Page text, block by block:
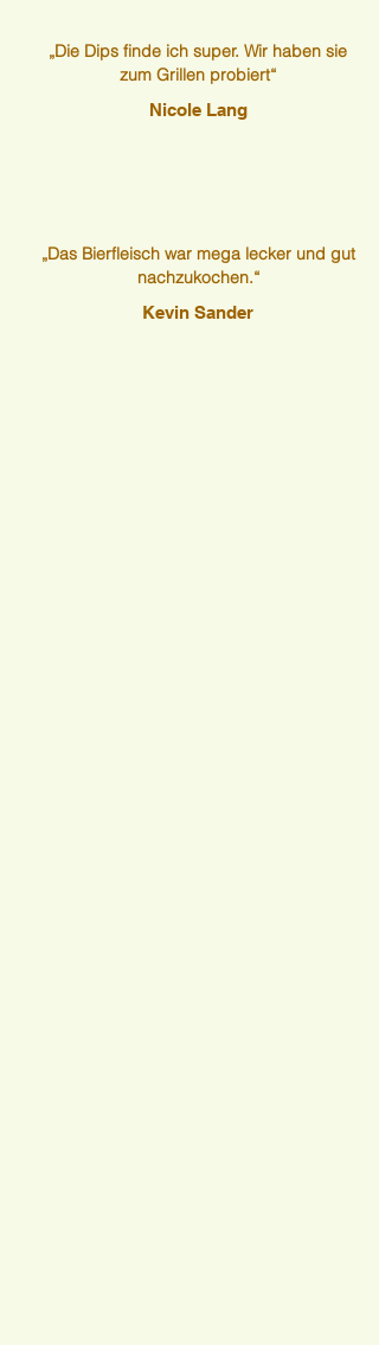
„Die Dips finde ich super. Wir haben sie
zum Grillen probiert“
Nicole Lang
„Das Bierfleisch war mega lecker und gut
nachzukochen.“
Kevin Sander